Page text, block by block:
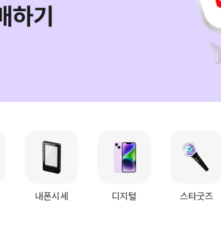
내폰시세 디지털 스타굿즈